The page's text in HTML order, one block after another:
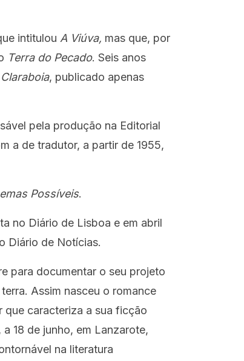
intitulou A Viúva, mas que, por
Terra do Pecado. Seis anos
Claraboia, publicado apenas
pela produção na Editorial
a de tradutor, a partir de 1955,
Possíveis.
no Diário de Lisboa e em abril
Diário de Notícias.
para documentar o seu projeto
Assim nasceu o romance
caracteriza a sua ficção
18 de junho, em Lanzarote,
na literatura